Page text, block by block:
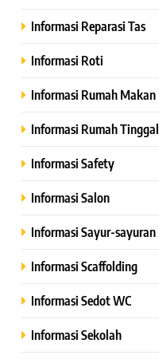
Informasi Reparasi Tas
Informasi Roti
Informasi Rumah Makan
Informasi Rumah Tinggal
Informasi Safety
Informasi Salon
Informasi Sayur-sayuran
Informasi Scaffolding
Informasi Sedot WC
Informasi Sekolah